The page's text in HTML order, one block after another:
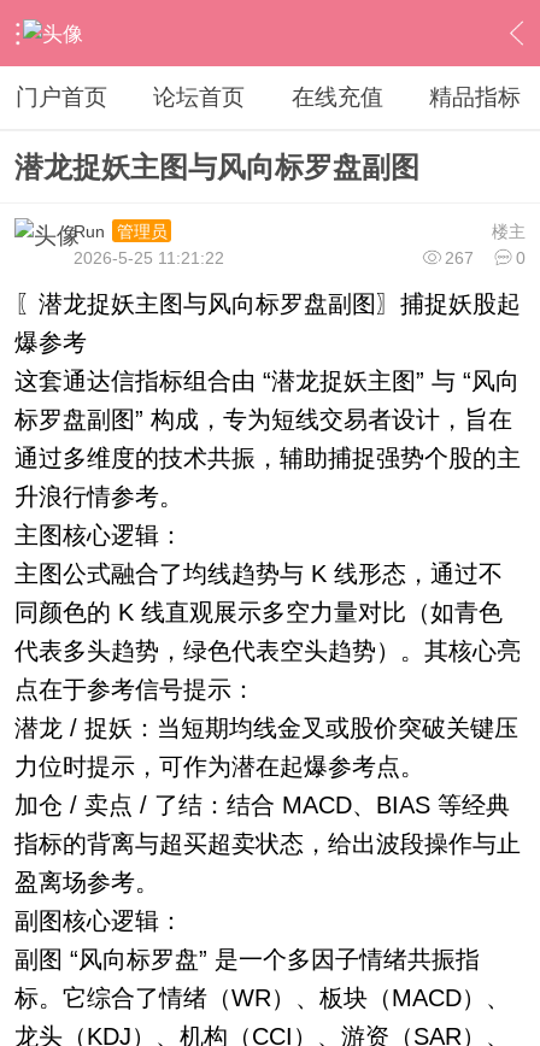
› 通达信指标公式 › 综合指标 › 内容
门户首页 论坛首页 在线充值 精品指标
潜龙捉妖主图与风向标罗盘副图
楼主
Run
管理员
267
0
2026-5-25 11:21:22
〖潜龙捉妖主图与风向标罗盘副图〗捕捉妖股起
爆参考
这套通达信指标组合由 “潜龙捉妖主图” 与 “风向
标罗盘副图” 构成，专为短线交易者设计，旨在
通过多维度的技术共振，辅助捕捉强势个股的主
升浪行情参考。
主图核心逻辑：
主图公式融合了均线趋势与 K 线形态，通过不
同颜色的 K 线直观展示多空力量对比（如青色
代表多头趋势，绿色代表空头趋势）。其核心亮
点在于参考信号提示：
潜龙 / 捉妖：当短期均线金叉或股价突破关键压
力位时提示，可作为潜在起爆参考点。
加仓 / 卖点 / 了结：结合 MACD、BIAS 等经典
指标的背离与超买超卖状态，给出波段操作与止
盈离场参考。
副图核心逻辑：
副图 “风向标罗盘” 是一个多因子情绪共振指
标。它综合了情绪（WR）、板块（MACD）、
龙头（KDJ）、机构（CCI）、游资（SAR）、